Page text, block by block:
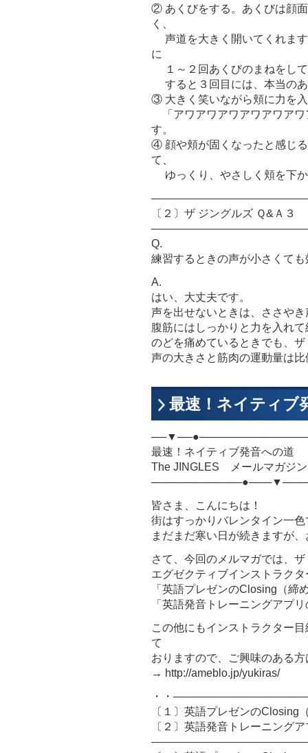
② あくびをする。あくびは顔
く、
声道を大きく開いてくれま
に
１～２回あくびのまねをし
すると３回目には、本当の
③ 大きく笑いながら頬に力を
「アワアワアワアワアワアワ
す。
④ 顔や頬が固くなったと感じ
て、
ゆっくり、やさしく頬を下
〔２〕ザ ジングルズ Ｑ&Ａ３
Q.
練習するときの声が小さくて
A.
はい、大丈夫です。
声を出せないときは、ささや
腹筋にはしっかりと力を入れ
のどを痛めているときでも、
声の大きさと筋肉の運動量は
最速！ネイティブ
最速！ネイティブ発音への道
The JINGLES メールマガジン
皆さま、こんにちは！
街はすっかりバレンタイン一
まだまだ寒い日が続きますが
さて、今回のメルマガでは、
エグゼクティブインストラク
「英語プレゼンのClosing（締
「英語発音トレーニングアプ
この他にもインストラクター
て
おりますので、ご興味のある
→ http://ameblo.jp/yukiras/
・・
〔１〕英語プレゼンのClosing
〔２〕英語発音トレーニング